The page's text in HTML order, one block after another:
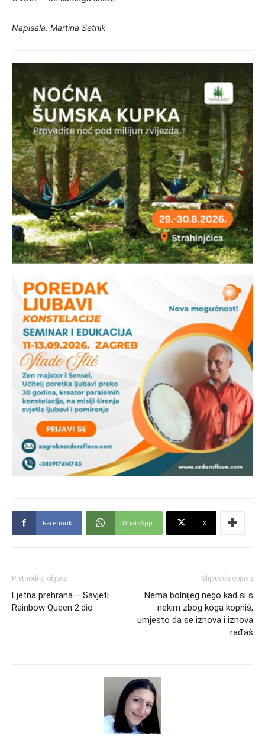
Napisala: Martina Setnik
Facebook WhatsApp X
Prethodna objava
Ljetna prehrana – Savjeti
Rainbow Queen 2.dio
Slijedeća objava
Nema bolnijeg nego kad si s
nekim zbog koga kopniš,
umjesto da se iznova i iznova
rađaš